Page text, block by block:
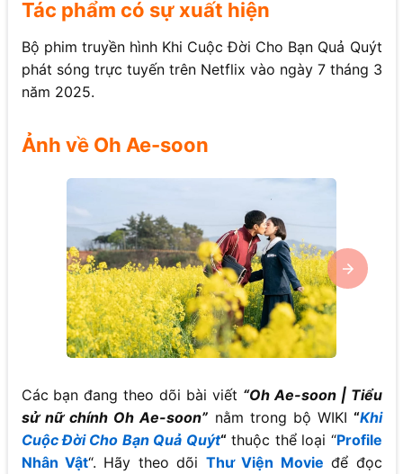
Tác phẩm có sự xuất hiện
Bộ phim truyền hình Khi Cuộc Đời Cho Bạn Quả Quýt
phát sóng trực tuyến trên Netflix vào ngày 7 tháng 3
năm 2025.
Ảnh về Oh Ae-soon
Các bạn đang theo dõi bài viết “Oh Ae-soon | Tiểu
sử nữ chính Oh Ae-soon” nằm trong bộ WIKI “Khi
Cuộc Đời Cho Bạn Quả Quýt“thuộc thể loại “Profile
Nhân Vật“. Hãy theo dõi Thư Viện Movie để đọc